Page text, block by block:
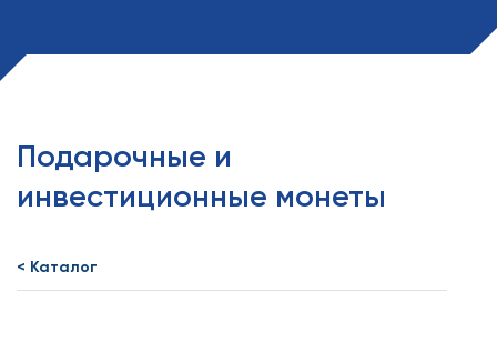
Подарочные и
инвестиционные монеты
< Каталог